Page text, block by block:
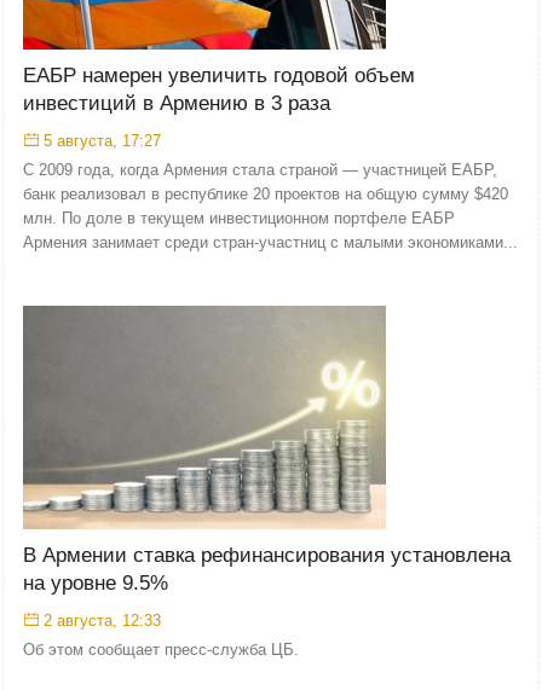
ЕАБР намерен увеличить годовой объем
инвестиций в Армению в 3 раза
5 августа, 17:27
С 2009 года, когда Армения стала страной — участницей ЕАБР,
банк реализовал в республике 20 проектов на общую сумму $420
млн. По доле в текущем инвестиционном портфеле ЕАБР
Армения занимает среди стран-участниц с малыми экономиками...
В Армении ставка рефинансирования установлена
на уровне 9.5%
2 августа, 12:33
Об этом сообщает пресс-служба ЦБ.